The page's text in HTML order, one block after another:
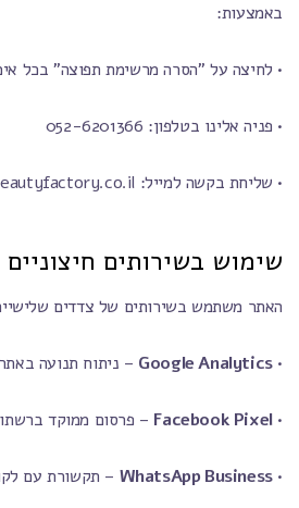
באמצעות:
• לחיצה על "הסרה מרשימת תפוצה" בכל
• פניה אלינו בטלפון: 052-6201366
• שליחת בקשה למייל: contact@beautyfactory.co.il
שימוש בשירותים חיצוניים
האתר משתמש בשירותים של צדדים
•
Google Analytics – ניתוח תנועה באתר
•
Facebook Pixel – פרסום ממוקד
•
WhatsApp Business – תקשורת עם